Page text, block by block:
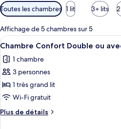
Filtres
disponibles
pour
les
chambres
Toutes les chambres 1 lit 3+ lits
Affichage de 5 chambres sur 5
Afficher
toutes
les
photos
pour
ce
type
de
7
Chambre Confort Double ou
1 chambre
3 personnes
1 très grand lit
Wi-Fi gratuit
Plus de détails
Plus